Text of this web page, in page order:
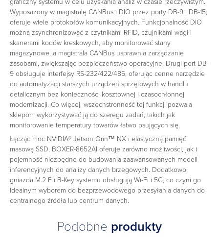
Wyposażony w magistralę CANBus i DIO przez porty DB-9 i DB-15,
oferuje wiele protokołów komunikacyjnych. Funkcjonalność DIO
można zsynchronizować z czytnikami RFID, czujnikami wagi i
skanerami kodów kreskowych, aby monitorować stany
magazynowe, a magistrala CANBus usprawnia zarządzanie
zasobami, zwiększając bezpieczeństwo operacyjne. Drugi port DB-
9 obsługuje interfejsy RS-232/422/485, oferując cenne narzędzie
do automatyzacji starszych urządzeń sprzętowych w handlu
detalicznym bez konieczności kosztownej i czasochłonnej
modernizacji. Co więcej, wszechstronność tej funkcji pozwala
sklepom wykorzystywać ją do szeregu zadań, takich jak
monitorowanie temperatury towarów łatwo psujących się.
Łącząc moc NVIDIA® Jetson Orin™ NX i elastyczną pamięć
masową SSD, BOXER-8652AI oferuje zarówno możliwości, jak i
pojemność niezbędne do budowania zaawansowanych modeli
inferencyjnych do analizy danych brzegowych. Dodatkowo,
gniazda M.2 E i B-Key systemu obsługują Wi-Fi i 5G, co czyni go
idealnym wyborem do bezprzewodowego przesyłania danych do
centralnego źródła lub centrum danych.
Podobne produkty